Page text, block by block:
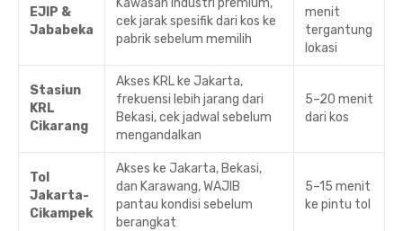
EJIP &
Jababeka
Kawasan industri premium,
cek jarak spesifik dari kos ke
pabrik sebelum memilih
menit
tergantung
lokasi
Stasiun
KRL
Cikarang
Akses KRL ke Jakarta,
frekuensi lebih jarang dari
Bekasi, cek jadwal sebelum
mengandalkan
5–20 menit
dari kos
Tol
Jakarta-
Cikampek
Akses ke Jakarta, Bekasi,
dan Karawang, WAJIB
pantau kondisi sebelum
berangkat
5–15 menit
ke pintu tol